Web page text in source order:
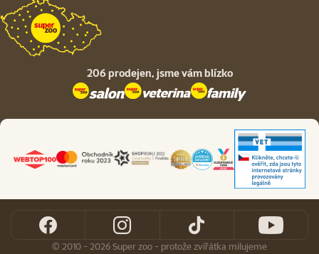
206 prodejen, jsme vám blízko
© 2010 - 2026 Super zoo - protože zvířátka milujeme